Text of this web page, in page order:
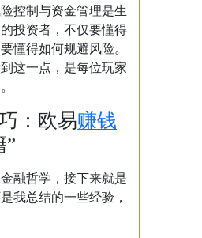
控制与资金管理是生
投资者，不仅要懂得
懂得如何规避风险。
这一点，是每位玩家
：欧易赚钱
”
融哲学，接下来就是
我总结的一些经验，